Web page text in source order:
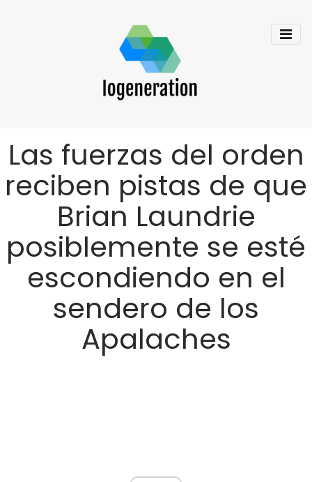
Las fuerzas del orden
reciben pistas de que
Brian Laundrie
posiblemente se esté
escondiendo en el
sendero de los
Apalaches